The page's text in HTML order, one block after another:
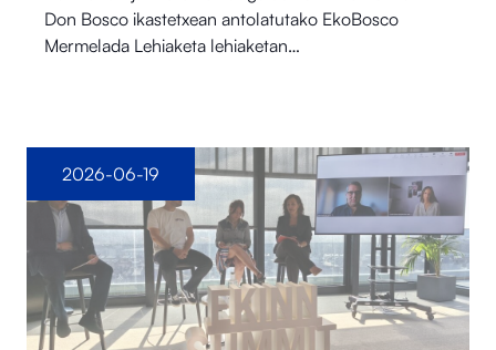
Don Bosco ikastetxean antolatutako EkoBosco
Mermelada Lehiaketa lehiaketan…
2026-06-19